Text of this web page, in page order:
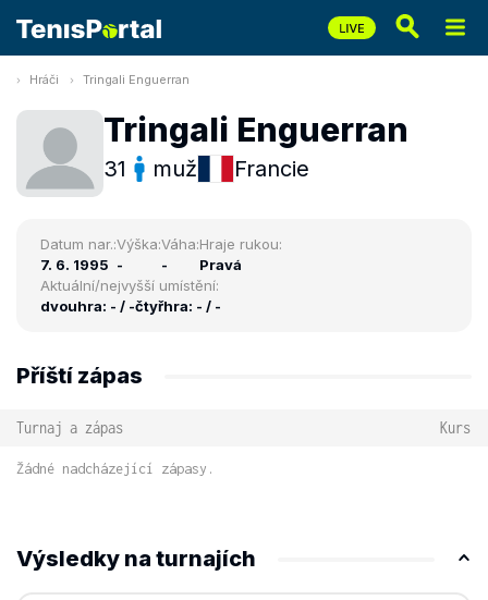
Hráči Tringali Enguerran
Tringali Enguerran
31 muž Francie
Datum nar.:
7. 6. 1995
Výška:
-
Váha:
-
Hraje rukou:
Pravá
Aktuální/nejvyšší umístění:
dvouhra: - / -čtyřhra: - / -
Příští zápas
Turnaj a zápas Kurs
Žádné nadcházející zápasy.
Výsledky na turnajích